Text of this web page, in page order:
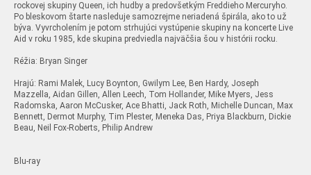
rockovej skupiny Queen, ich hudby a predovšetkým Freddieho Mercuryho.
Po bleskovom štarte nasleduje samozrejme neriadená špirála, ako to už
býva. Vyvrcholením je potom strhujúci vystúpenie skupiny na koncerte Live
Aid v roku 1985, kde skupina predviedla najväčšia šou v histórii rocku.
Réžia: Bryan Singer
Hrajú: Rami Malek, Lucy Boynton, Gwilym Lee, Ben Hardy, Joseph
Mazzella, Aidan Gillen, Allen Leech, Tom Hollander, Mike Myers, Jess
Radomska, Aaron McCusker, Ace Bhatti, Jack Roth, Michelle Duncan, Max
Bennett, Dermot Murphy, Tim Plester, Meneka Das, Priya Blackburn, Dickie
Beau, Neil Fox-Roberts, Philip Andrew
Blu-ray